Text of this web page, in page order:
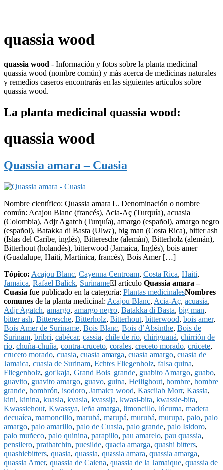
quassia wood
quassia wood - Información y fotos sobre la planta medicinal
quassia wood (nombre común) y más acerca de medicinas naturales
y remedios caseros encontrarás en las siguientes artículos sobre
quassia wood.
La planta medicinal quassia wood:
quassia wood
Quassia amara – Cuasia
Nombre científico: Quassia amara L. Denominación o nombre
común: Acajou Blanc (francés), Acia-Aç (Turquía), acuasia
(Colombia), Adjr Agatch (Turquía), amargo (español), amargo negro
(español), Batakka di Basta (Ulwa), big man (Costa Rica), bitter ash
(Islas del Caribe, inglés), Bitteresche (alemán), Bitterholz (alemán),
Bitterhout (holandés), bitterwood (Jamaica, Inglés), bois amer
(Guadalupe, Haiti, Martinica, francés), Bois Amer […]
Tópico: Acajou Blanc, Cayenna Centroam, Costa Rica, Haiti,
Jamaica, Rafael Balick, SurinameEl artículo Quassia amara –
Cuasia fue publicado en la categoría: Plantas medicinalesNombres
comunes de la planta medicinal: Acajou Blanc, Acia-Aç, acuasia,
Adjr Agatch, amargo, amargo negro, Batakka di Basta, big man,
bitter ash, Bitteresche, Bitterholz, Bitterhout, bitterwood, bois amer,
Bois Amer de Suriname, Bois Blanc, Bois d’Absinthe, Bois de
Surinam, bribri, cabécar, cassia, chile de río, chiriguaná, chirrión de
río, chuña-chuña, contra-cruceto, corales, creceto morado, crúcete,
cruceto morado, cuasia, cuasia amarga, cuasia amargo, cuasia de
Jamaica, cuasia de Surinam, Echtes Fliegenholz, falsa quina,
Fliegenholz, gor'kaja, Grand Bois, grande, guabito Amargo, guabo,
guavito, guavito amargo, guavo, guina, Heilighout, hombre, hombre
grande, hombrón, isodoro, Jamaica wood, Kasciiab Morr, Kassia,
kini, kinina, kuasia, kvasia, kvassija, kwasi-bita, kwassie-bita,
Kwassiehout, Kwassya, leña amarga, limoncillo, lúcuma, madera
decuaíca, mamoncillo, marubá, marupá, murubá, murupa, palo, palo
amargo, palo amarillo, palo de Cuasia, palo grande, palo Isidoro,
palo muñeco, palo quinina, parapillo, pau amarelo, pau quassia,
pensilero, prathatchin, puesilde, quacia amarga, quashi bitters,
quashiebitters, quasia, quassia, quassia amara, quassia amarga,
quassia Amer, quassia de Caiena, quassia de la Jamaique, quassia de